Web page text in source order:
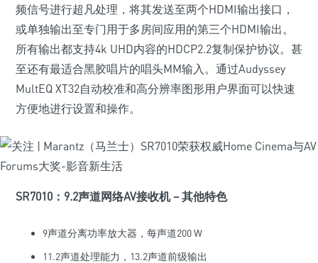
频信号进行超凡处理，将其发送至两个HDMI输出接口，
或单独输出至专门用于多房间应用的第三个HDMI输出。
所有输出都支持4k UHD内容的HDCP2.2复制保护协议。甚
至还有最适合黑胶唱片的唱头MM输入。通过Audyssey
MultEQ XT32自动校准和高分辨率图形用户界面可以快速
方便地进行设置和操作。
SR7010：9.2声道网络AV接收机 – 其他特色
9声道分离功率放大器，每声道200 W
11.2声道处理能力，13.2声道前级输出